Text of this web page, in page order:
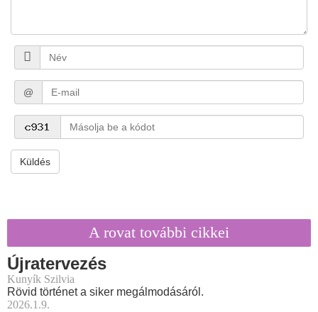
@
Küldés
A rovat további cikkei
Újratervezés
Kunyík Szilvia
Rövid történet a siker megálmodásáról.
2026.1.9.